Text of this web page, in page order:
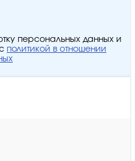
персональных данных и
политикой в отношении